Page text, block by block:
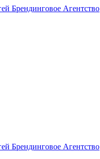
Брендинговое Агентство
Брендинговое Агентство